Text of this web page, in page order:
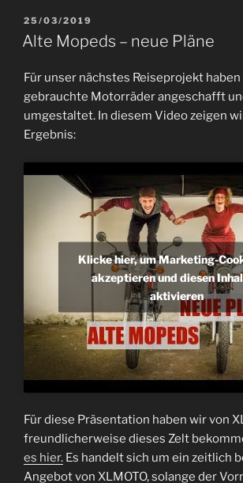
VERÖFFENTLICHT
AM
25/03/2019
Alte Mopeds – neue Pläne
Für unser nächstes Reiseprojekt
gebrauchte Motorräder angeschafft
umgestaltet. In diesem Video zeigen
Ergebnis:
Klicke hier, um Marketing-
akzeptieren und diesen
aktivieren
Für diese Präsentation haben wir von
freundlicherweise dieses Zelt
es hier. Es handelt sich um ein zeitlich
Angebot von XLMOTO, solange der